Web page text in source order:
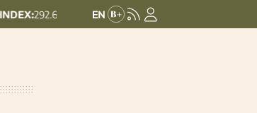
8.56 (2.84%) UPCOMINDEX: